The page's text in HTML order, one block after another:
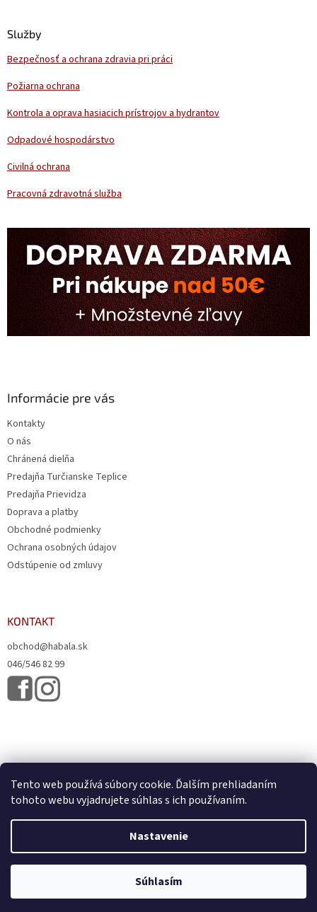
Tento web používá súbory cookie. Ďalším prehliadaním
tohoto webu vyjadrujete súhlas s ich používaním.
Nastavenie
Súhlasím
Služby
Bezpečnosť a ochrana zdravia pri práci
Požiarna ochrana
Kontrola a oprava hasiacich prístrojov a hydrantov
Odpadové hospodárstvo
Civilná ochrana
Pracovná zdravotná služba
Informácie pre vás
Kontakty
O nás
Chránená dielňa
Predajňa Turčianske Teplice
Predajňa Prievidza
Doprava a platby
Obchodné podmienky
Ochrana osobných údajov
Odstúpenie od zmluvy
KONTAKT
obchod@habala.sk
046/546 82 99
Copyright 2026HABALA, s.r.o.. Všetky práva vyhradené.Upraviť
nastavenie cookies